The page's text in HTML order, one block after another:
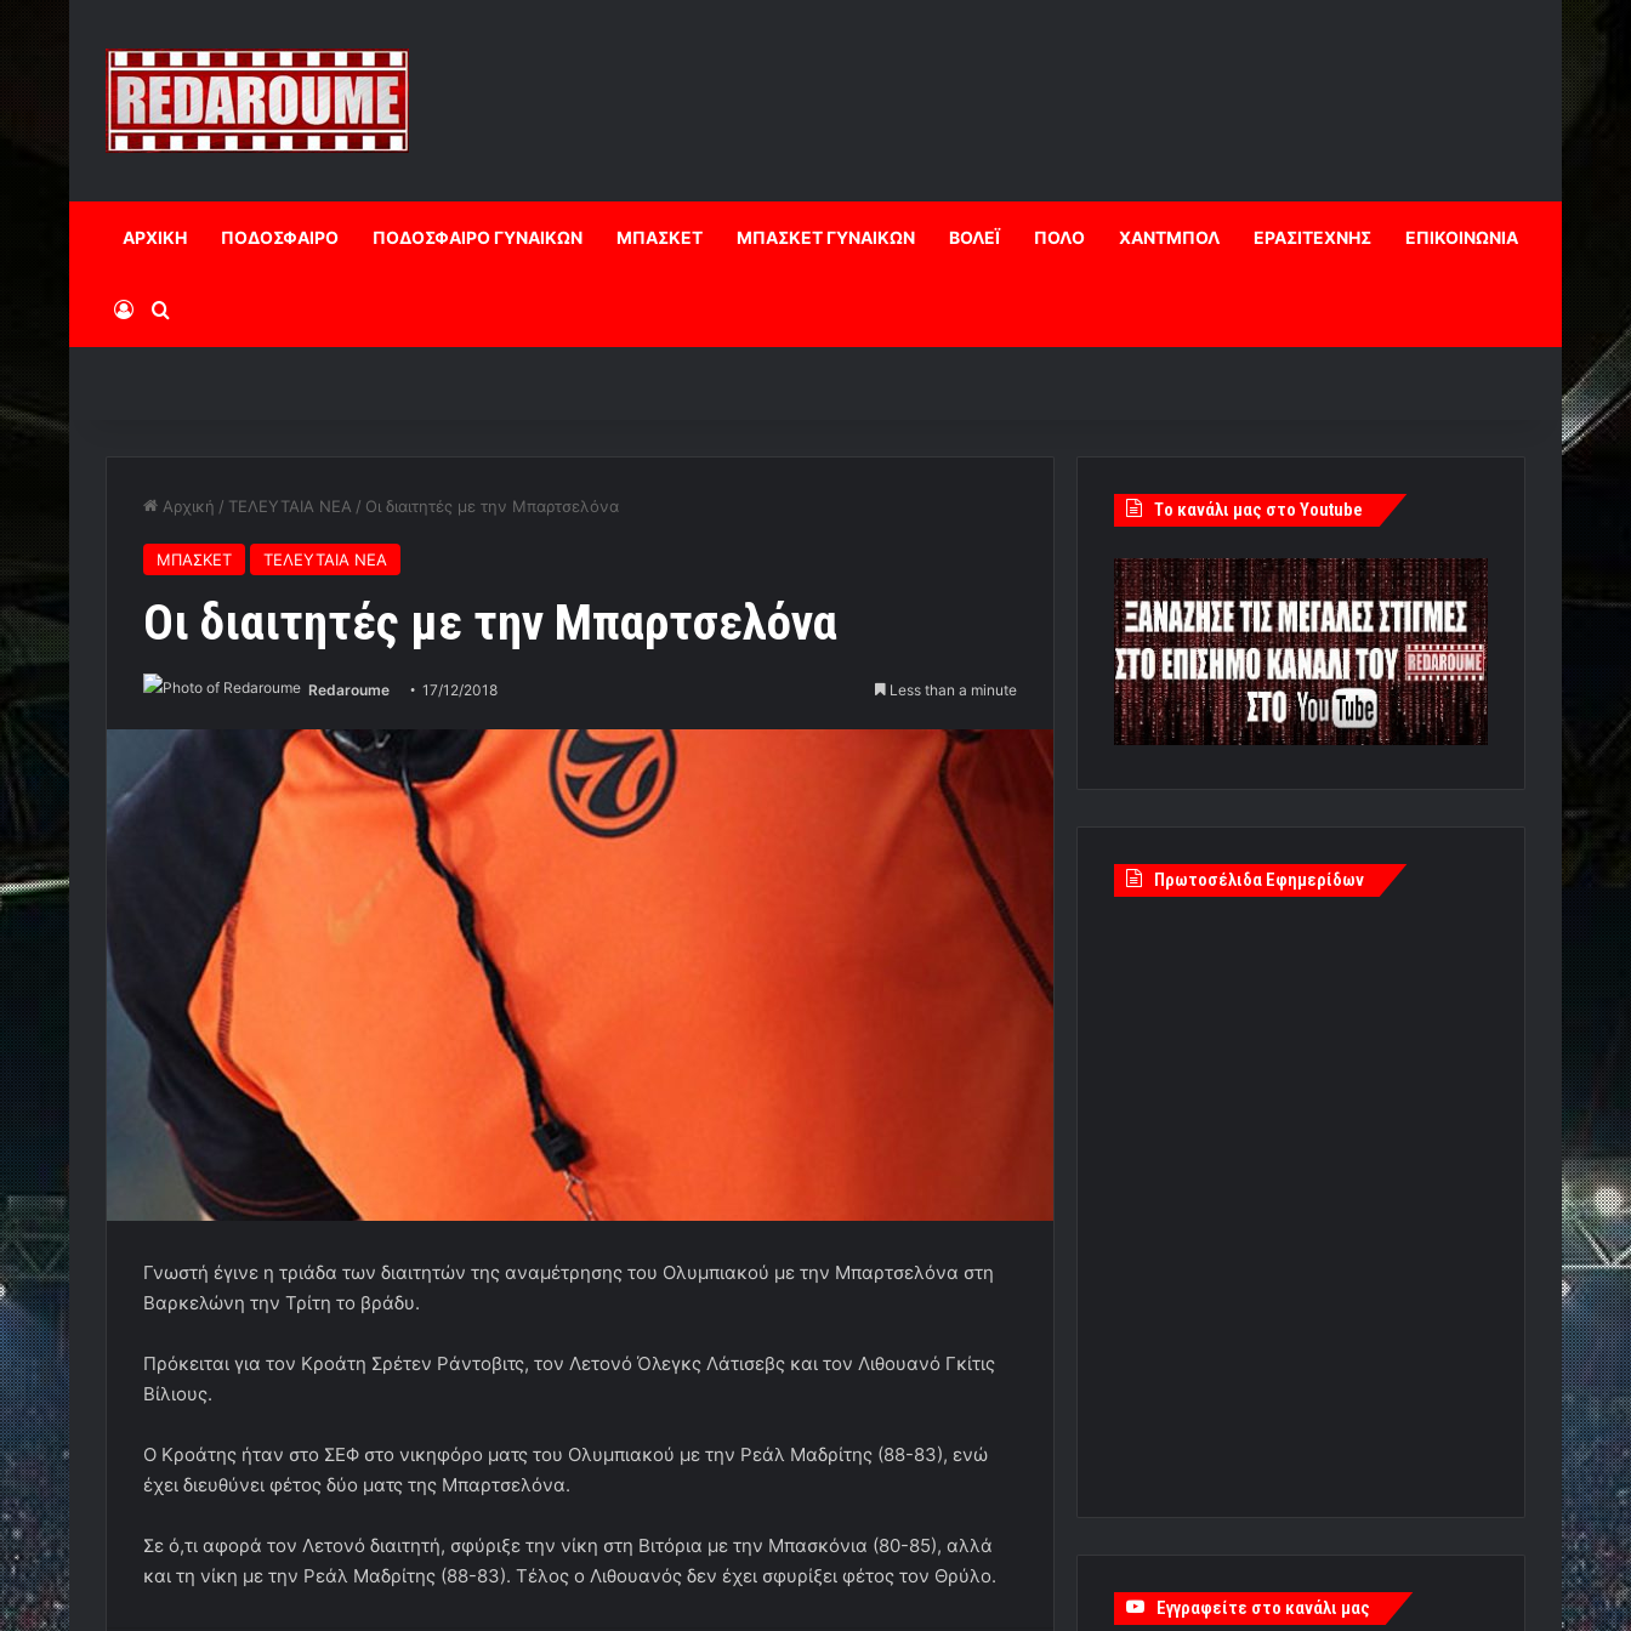
ΑΡΧΙΚΗ ΠΟΔΟΣΦΑΙΡΟ ΠΟΔΟΣΦΑΙΡΟ ΓΥΝΑΙΚΩΝ ΜΠΑΣΚΕΤ ΜΠΑΣΚΕΤ ΓΥΝΑΙΚΩΝ ΒΟΛΕΪ ΠΟΛΟ ΧΑΝΤΜΠΟΛ ΕΡΑΣΙΤΕΧΝΗΣ ΕΠΙΚΟΙΝΩΝΙΑ
Log InΑναζήτηση
Αρχική / ΤΕΛΕΥΤΑΙΑ ΝΕΑ / Οι διαιτητές με την Μπαρτσελόνα
ΜΠΑΣΚΕΤ ΤΕΛΕΥΤΑΙΑ ΝΕΑ
Οι διαιτητές με την Μπαρτσελόνα
Redaroume 17/12/2018 Less than a minute
Γνωστή έγινε η τριάδα των διαιτητών της αναμέτρησης του Ολυμπιακού με την Μπαρτσελόνα στη
Βαρκελώνη την Τρίτη το βράδυ.
Πρόκειται για τον Κροάτη Σρέτεν Ράντοβιτς, τον Λετονό Όλεγκς Λάτισεβς και τον Λιθουανό Γκίτις
Βίλιους.
Ο Κροάτης ήταν στο ΣΕΦ στο νικηφόρο ματς του Ολυμπιακού με την Ρεάλ Μαδρίτης (88-83), ενώ
έχει διευθύνει φέτος δύο ματς της Μπαρτσελόνα.
Σε ό,τι αφορά τον Λετονό διαιτητή, σφύριξε την νίκη στη Βιτόρια με την Μπασκόνια (80-85), αλλά
και τη νίκη με την Ρεάλ Μαδρίτης (88-83). Τέλος ο Λιθουανός δεν έχει σφυρίξει φέτος τον Θρύλο.
Tο κανάλι μας στο Youtube
Πρωτοσέλιδα Εφημερίδων
Εγγραφείτε στο κανάλι μας